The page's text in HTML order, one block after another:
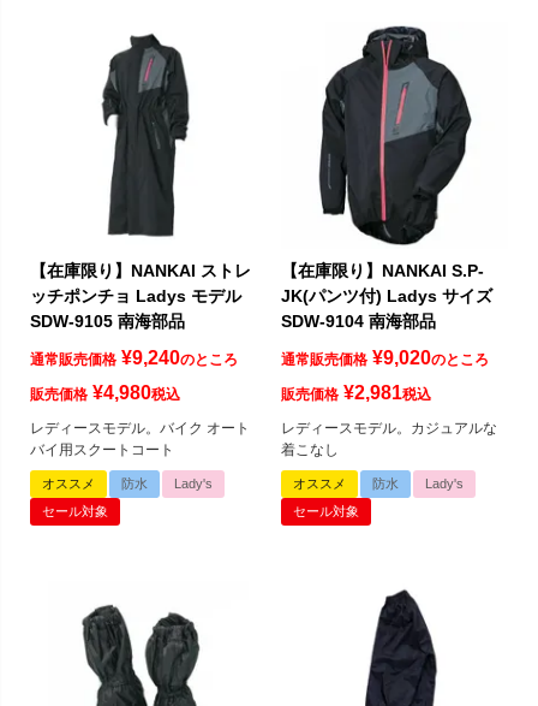
【在庫限り】NANKAI ストレ
ッチポンチョ Ladys モデル
SDW-9105 南海部品
通常販売価格 ¥9,240のところ
販売価格 ¥4,980税込
レディースモデル。バイク オート
バイ用スクートコート
オススメ 防水
Lady's
セール対象
【在庫限り】NANKAI S.P-
JK(パンツ付) Ladys サイズ
SDW-9104 南海部品
通常販売価格 ¥9,020のところ
販売価格 ¥2,981税込
レディースモデル。カジュアルな
着こなし
オススメ 防水
Lady's
セール対象